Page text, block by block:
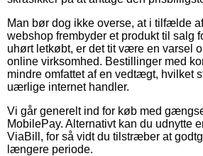
Man bør dog ikke overse, at i tilfælde
webshop frembyder et produkt til salg
uhørt letkøbt, er det tit være en varsel
online virksomhed. Bestillinger med
mindre omfattet af en vedtægt, hvilket
uærlige internet handler.
Vi går generelt ind for køb med
MobilePay. Alternativt kan du udnytte
ViaBill, for så vidt du tilstræber at
længere periode.